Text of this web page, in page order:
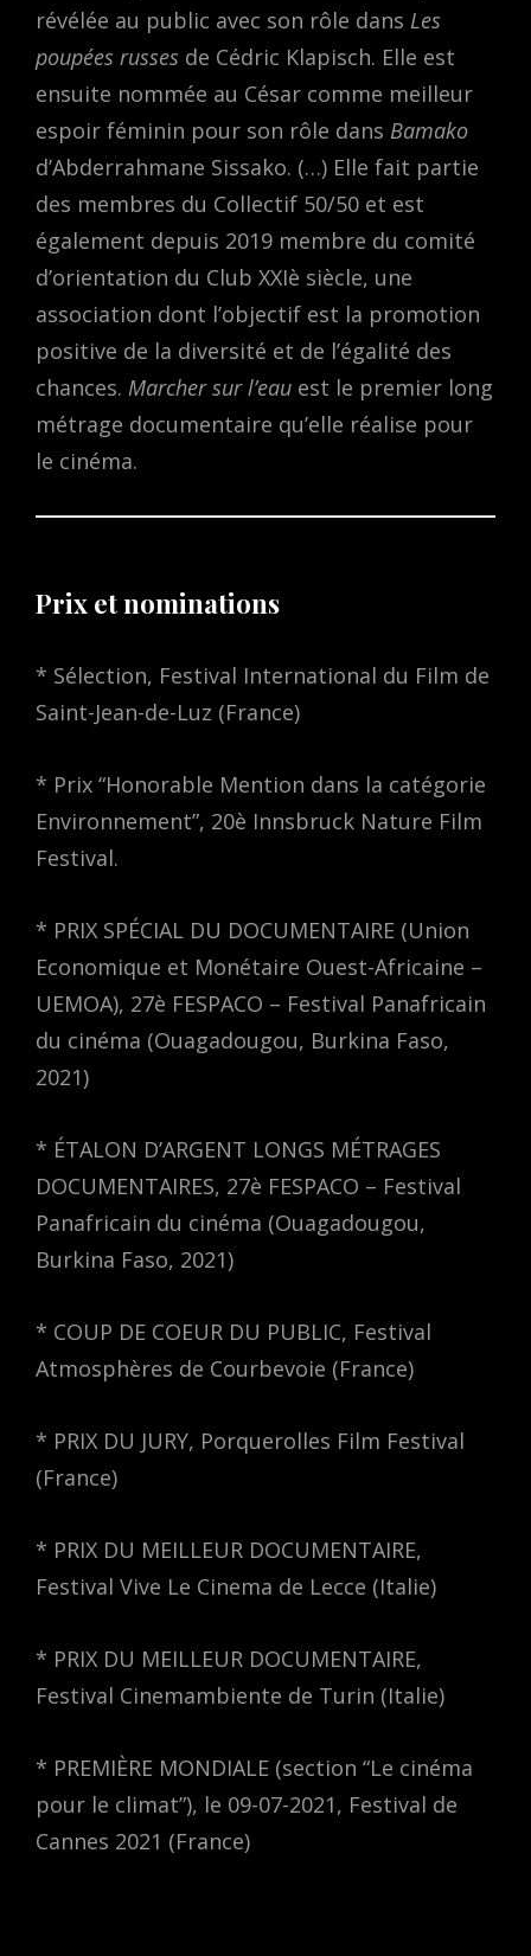
révélée au public avec son rôle dans Les
poupées russes de Cédric Klapisch. Elle est
ensuite nommée au César comme meilleur
espoir féminin pour son rôle dans Bamako
d’Abderrahmane Sissako. (…) Elle fait partie
des membres du Collectif 50/50 et est
également depuis 2019 membre du comité
d’orientation du Club XXIè siècle, une
association dont l’objectif est la promotion
positive de la diversité et de l’égalité des
chances. Marcher sur l’eau est le premier long
métrage documentaire qu’elle réalise pour
le cinéma.
Prix et nominations
* Sélection, Festival International du Film de
Saint-Jean-de-Luz (France)
* Prix “Honorable Mention dans la catégorie
Environnement”, 20è Innsbruck Nature Film
Festival.
* PRIX SPÉCIAL DU DOCUMENTAIRE (Union
Economique et Monétaire Ouest-Africaine –
UEMOA), 27è FESPACO – Festival Panafricain
du cinéma (Ouagadougou, Burkina Faso,
2021)
* ÉTALON D’ARGENT LONGS MÉTRAGES
DOCUMENTAIRES, 27è FESPACO – Festival
Panafricain du cinéma (Ouagadougou,
Burkina Faso, 2021)
* COUP DE COEUR DU PUBLIC, Festival
Atmosphères de Courbevoie (France)
* PRIX DU JURY, Porquerolles Film Festival
(France)
* PRIX DU MEILLEUR DOCUMENTAIRE,
Festival Vive Le Cinema de Lecce (Italie)
* PRIX DU MEILLEUR DOCUMENTAIRE,
Festival Cinemambiente de Turin (Italie)
* PREMIÈRE MONDIALE (section “Le cinéma
pour le climat”), le 09-07-2021, Festival de
Cannes 2021 (France)